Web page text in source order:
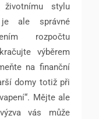
stylu
je ale správné
rozpočtu
výběrem
na finanční
domy totiž při
Mějte ale
vás může